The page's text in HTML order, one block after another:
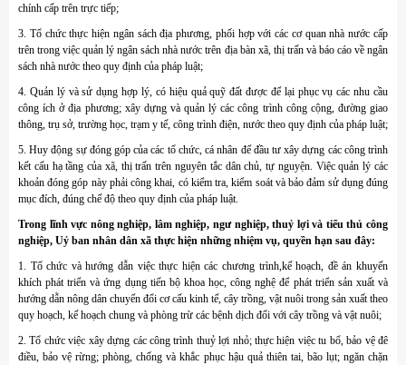
chính cấp trên trực tiếp;
3. Tổ chức thực hiện ngân sách địa phương, phối hợp với các cơ quan nhà nước cấp
trên trong việc quản lý ngân sách nhà nước trên địa bàn xã, thị trấn và báo cáo về ngân
sách nhà nước theo quy định của pháp luật;
4. Quản lý và sử dụng hợp lý, có hiệu quả quỹ đất được để lại phục vụ các nhu cầu
công ích ở địa phương; xây dựng và quản lý các công trình công cộng, đường giao
thông, trụ sở, trường học, trạm y tế, công trình điện, nước theo quy định của pháp luật;
5. Huy động sự đóng góp của các tổ chức, cá nhân để đầu tư xây dựng các công trình
kết cấu hạ tầng của xã, thị trấn trên nguyên tắc dân chủ, tự nguyện. Việc quản lý các
khoản đóng góp này phải công khai, có kiểm tra, kiểm soát và bảo đảm sử dụng đúng
mục đích, đúng chế độ theo quy định của pháp luật.
Trong lĩnh vực nông nghiệp, lâm nghiệp, ngư nghiệp, thuỷ lợi và tiểu thủ công
nghiệp, Uỷ ban nhân dân xã thực hiện những nhiệm vụ, quyền hạn sau đây:
1. Tổ chức và hướng dẫn việc thực hiện các chương trình,kế hoạch, đề án khuyến
khích phát triển và ứng dụng tiến bộ khoa học, công nghệ để phát triển sản xuất và
hướng dẫn nông dân chuyển đổi cơ cấu kinh tế, cây trồng, vật nuôi trong sản xuất theo
quy hoạch, kế hoạch chung và phòng trừ các bệnh dịch đối với cây trồng và vật nuôi;
2. Tổ chức việc xây dựng các công trình thuỷ lợi nhỏ; thực hiện việc tu bổ, bảo vệ đê
điều, bảo vệ rừng; phòng, chống và khắc phục hậu quả thiên tai, bão lụt; ngăn chặn